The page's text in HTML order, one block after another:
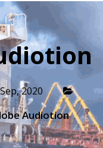
2020
Audiotion